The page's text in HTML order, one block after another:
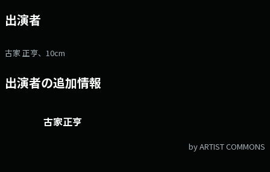
出演者
古家 正亨、10cm
出演者の追加情報
古家正亨
by ARTIST COMMONS